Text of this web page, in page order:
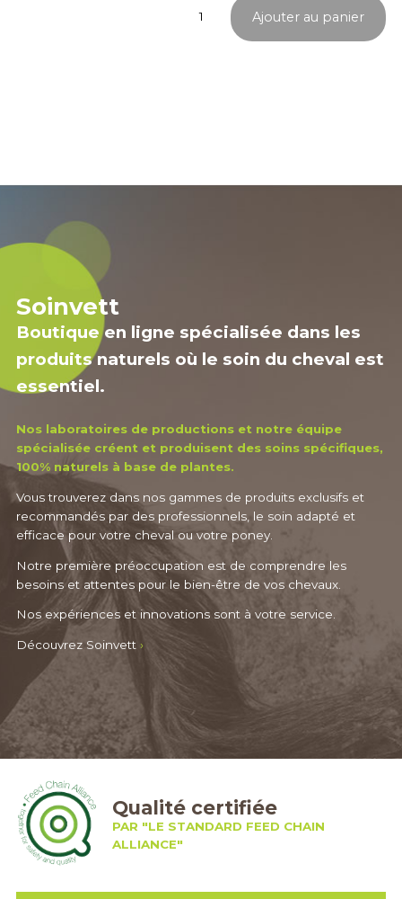
Gutaphytum
Ajouter au panier
Soinvett
Boutique en ligne spécialisée dans les
produits naturels où le soin du cheval est
essentiel.
Nos laboratoires de productions et notre équipe
spécialisée créent et produisent des soins spécifiques,
100% naturels à base de plantes.
Vous trouverez dans nos gammes de produits exclusifs et
recommandés par des professionnels, le soin adapté et
efficace pour votre cheval ou votre poney.
Notre première préoccupation est de comprendre les
besoins et attentes pour le bien-être de vos chevaux.
Nos expériences et innovations sont à votre service.
Découvrez Soinvett ›
Qualité certifiée
PAR "LE STANDARD FEED CHAIN
ALLIANCE"